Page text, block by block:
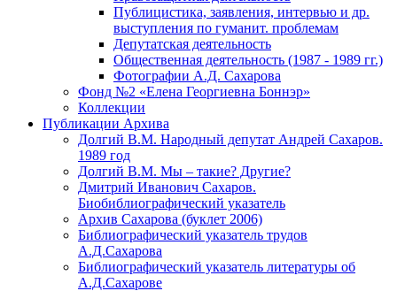
Публицистика, заявления, интервью и др.
выступления по гуманит. проблемам
Депутатская деятельность
Общественная деятельность (1987 - 1989 гг.)
Фотографии А.Д. Сахарова
Фонд №2 «Елена Георгиевна Боннэр»
Коллекции
Публикации Архива
Долгий В.М. Народный депутат Андрей Сахаров.
1989 год
Долгий В.М. Мы – такие? Другие?
Дмитрий Иванович Сахаров.
Биобиблиографический указатель
Архив Сахарова (буклет 2006)
Библиографический указатель трудов
А.Д.Сахарова
Библиографический указатель литературы об
А.Д.Сахарове